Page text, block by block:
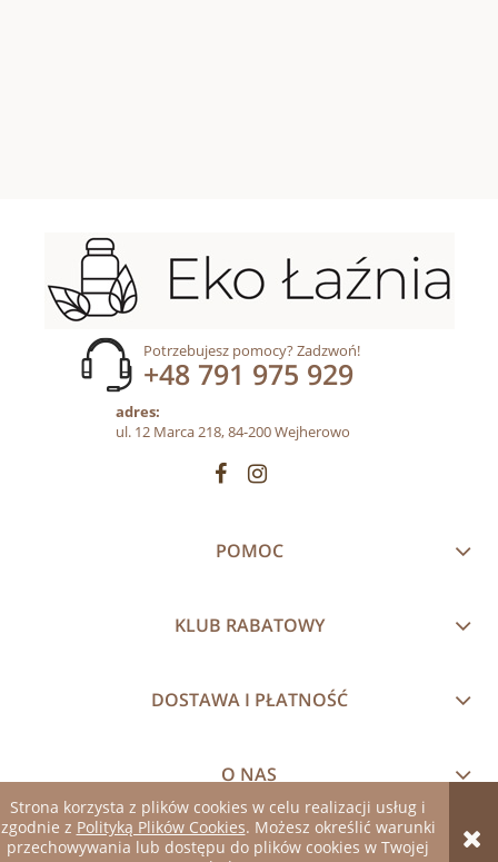
Strona korzysta z plików cookies w celu realizacji usług i
zgodnie z Polityką Plików Cookies. Możesz określić warunki
przechowywania lub dostępu do plików cookies w Twojej
Potrzebujesz pomocy? Zadzwoń!
+48 791 975 929
adres:
ul. 12 Marca 218, 84-200 Wejherowo
POMOC
KLUB RABATOWY
DOSTAWA I PŁATNOŚĆ
O NAS
pokaż pełną wersję strony